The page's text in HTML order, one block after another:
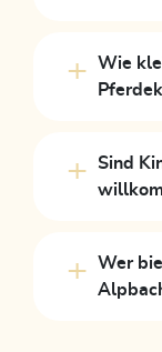
Wie
Sind
Wer